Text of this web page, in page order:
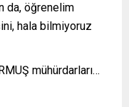
da, öğrenelim
hala bilmiyoruz
mühürdarları…